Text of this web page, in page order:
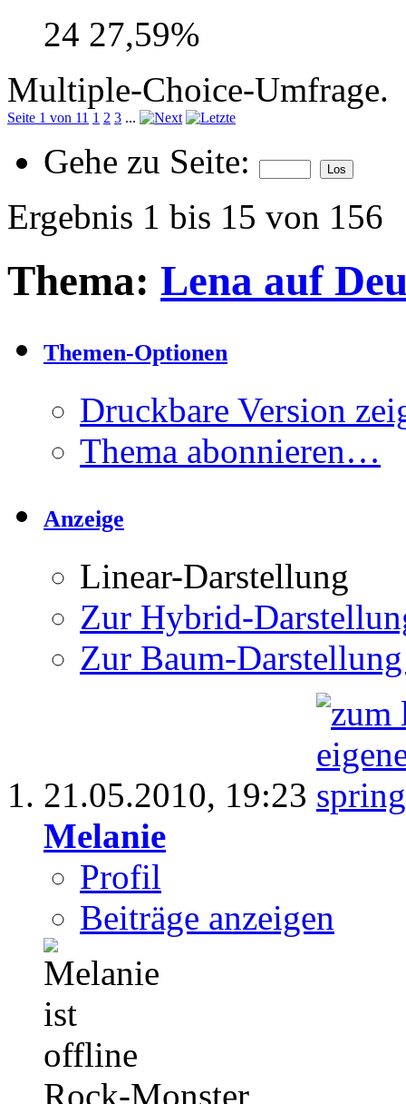
24 27,59%
Multiple-Choice-Umfrage.
Seite 1 von 11 1 2 3 ...
Gehe zu Seite:
Ergebnis 1 bis 15 von 156
Thema: Lena auf
Themen-Optionen
Druckbare Version
Thema abonnieren…
Anzeige
Linear-Darstellung
Zur Hybrid-
Zur Baum-
21.05.2010, 19:23
Melanie
Profil
Beiträge anzeigen
Rock-Monster